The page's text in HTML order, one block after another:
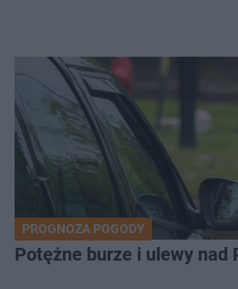
PROGNOZA POGODY
Potężne burze i ulewy nad